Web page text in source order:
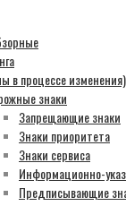
в процессе изменения)
знаки
Запрещающие знаки
Знаки приоритета
Знаки сервиса
Информационно-
Предписывающие